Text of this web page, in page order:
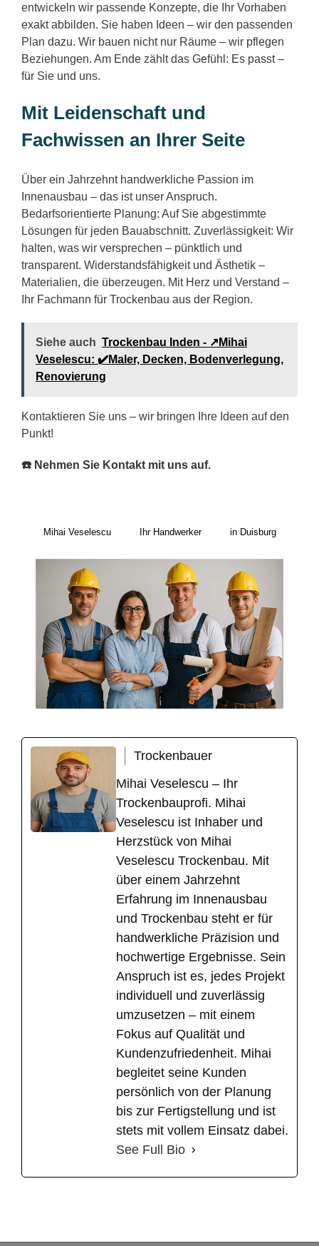
entwickeln wir passende Konzepte, die Ihr Vorhaben
exakt abbilden. Sie haben Ideen – wir den passenden
Plan dazu. Wir bauen nicht nur Räume – wir pflegen
Beziehungen. Am Ende zählt das Gefühl: Es passt –
für Sie und uns.
Mit Leidenschaft und
Fachwissen an Ihrer Seite
Über ein Jahrzehnt handwerkliche Passion im
Innenausbau – das ist unser Anspruch.
Bedarfsorientierte Planung: Auf Sie abgestimmte
Lösungen für jeden Bauabschnitt. Zuverlässigkeit: Wir
halten, was wir versprechen – pünktlich und
transparent. Widerstandsfähigkeit und Ästhetik –
Materialien, die überzeugen. Mit Herz und Verstand –
Ihr Fachmann für Trockenbau aus der Region.
Siehe auch Trockenbau Inden - ↗️Mihai
Veselescu: ✔️Maler, Decken, Bodenverlegung,
Renovierung
Kontaktieren Sie uns – wir bringen Ihre Ideen auf den
Punkt!
☎️ Nehmen Sie Kontakt mit uns auf.
Mihai Veselescu Ihr Handwerker in Duisburg
Trockenbauer
Mihai Veselescu – Ihr
Trockenbauprofi. Mihai
Veselescu ist Inhaber und
Herzstück von Mihai
Veselescu Trockenbau. Mit
über einem Jahrzehnt
Erfahrung im Innenausbau
und Trockenbau steht er für
handwerkliche Präzision und
hochwertige Ergebnisse. Sein
Anspruch ist es, jedes Projekt
individuell und zuverlässig
umzusetzen – mit einem
Fokus auf Qualität und
Kundenzufriedenheit. Mihai
begleitet seine Kunden
persönlich von der Planung
bis zur Fertigstellung und ist
stets mit vollem Einsatz dabei.
See Full Bio